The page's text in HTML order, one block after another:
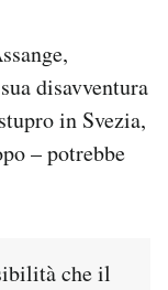
calcio 2026
disavventura
in Svezia,
– potrebbe
che il